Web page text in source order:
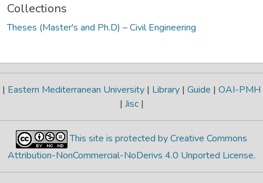
Collections
Theses (Master's and Ph.D) – Civil Engineering
| Eastern Mediterranean University | Library | Guide | OAI-PMH
| Jisc |
This site is protected by Creative Commons
Attribution-NonCommercial-NoDerivs 4.0 Unported License.